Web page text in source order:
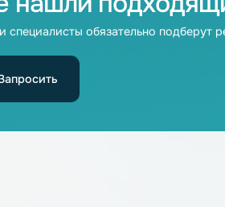
Li-Pol 5000mAh 5A
5